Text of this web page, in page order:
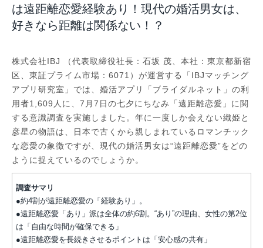
は遠距離恋愛経験あり！現代の婚活男女は、
好きなら距離は関係ない！？
株式会社IBJ （代表取締役社長：石坂 茂、本社：東京都新宿
区、東証プライム市場：6071）が運営する「IBJマッチング
アプリ研究室」では、婚活アプリ「ブライダルネット」の利
用者1,609人に、7月7日の七夕にちなみ「遠距離恋愛」に関
する意識調査を実施しました。年に一度しか会えない織姫と
彦星の物語は、日本で古くから親しまれているロマンチック
な恋愛の象徴ですが、現代の婚活男女は“遠距離恋愛”をどの
ように捉えているのでしょうか。
調査サマリ
●約4割が遠距離恋愛の「経験あり」。
●遠距離恋愛「あり」派は全体の約6割。“あり”の理由、女性の第2位
は「自由な時間が確保できる」
●遠距離恋愛を長続きさせるポイントは「安心感の共有」